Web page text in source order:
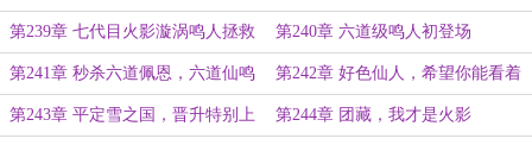
结，《漩涡鸣人物语》上线！
第239章 七代目火影漩涡鸣人拯救
自来也的可能性？
第240章 六道级鸣人初登场
第241章 秒杀六道佩恩，六道仙鸣
战力，震慑全场
第242章 好色仙人，希望你能看着
我成为火影！
第243章 平定雪之国，晋升特别上 第244章 团藏，我才是火影